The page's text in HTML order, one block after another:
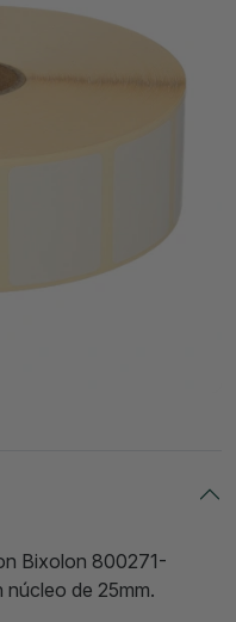
Bixolon 800271-
núcleo de 25mm.